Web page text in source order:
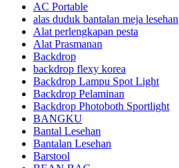
AC Portable
alas duduk bantalan meja lesehan
Alat perlengkapan pesta
Alat Prasmanan
Backdrop
backdrop flexy korea
Backdrop Lampu Spot Light
Backdrop Pelaminan
Backdrop Photoboth Sportlight
BANGKU
Bantal Lesehan
Bantalan Lesehan
Barstool